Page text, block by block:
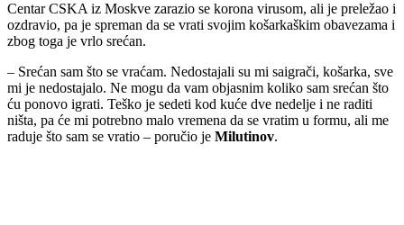
Centar CSKA iz Moskve zarazio se korona virusom, ali je preležao i
ozdravio, pa je spreman da se vrati svojim košarkaškim obavezama i
zbog toga je vrlo srećan.
– Srećan sam što se vraćam. Nedostajali su mi saigrači, košarka, sve
mi je nedostajalo. Ne mogu da vam objasnim koliko sam srećan što
ću ponovo igrati. Teško je sedeti kod kuće dve nedelje i ne raditi
ništa, pa će mi potrebno malo vremena da se vratim u formu, ali me
raduje što sam se vratio – poručio je Milutinov.